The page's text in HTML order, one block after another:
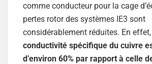
comme conducteur pour la cage
pertes rotor des systèmes IE3 sont
considérablement réduites. En effet,
conductivité spécifique du cuivre
d’environ 60% par rapport à celle